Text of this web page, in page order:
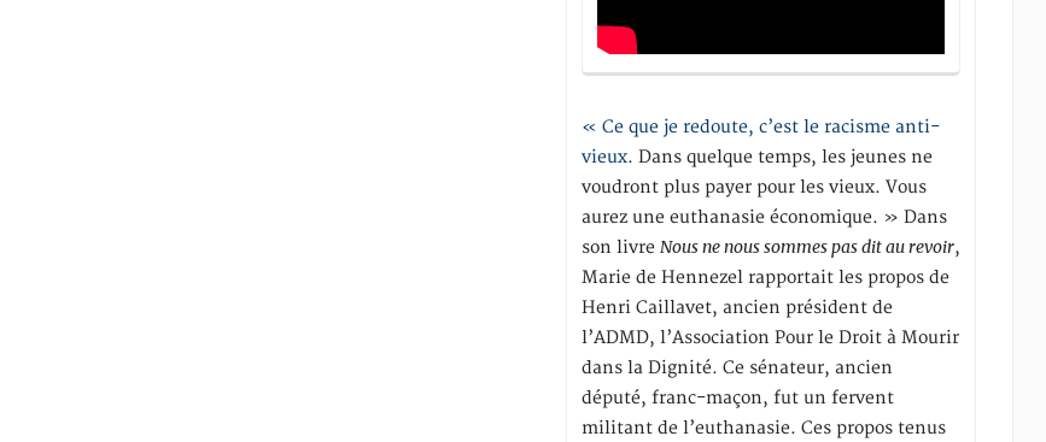
« Ce que je redoute, c’est le racisme anti-
vieux. Dans quelque temps, les jeunes ne
voudront plus payer pour les vieux. Vous
aurez une euthanasie économique. » Dans
son livreNous ne nous sommes pas dit au revoir,
Marie de Hennezel rapportait les propos de
Henri Caillavet, ancien président de
l’ADMD, l’Association Pour le Droit à Mourir
dans la Dignité. Ce sénateur, ancien
député, franc-maçon, fut un fervent
militant de l’euthanasie. Ces propos tenus